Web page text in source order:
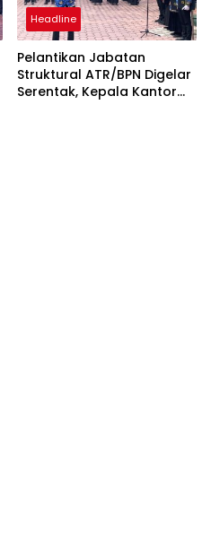
Headline
Pelantikan Jabatan
Struktural ATR/BPN Digelar
Serentak, Kepala Kantor